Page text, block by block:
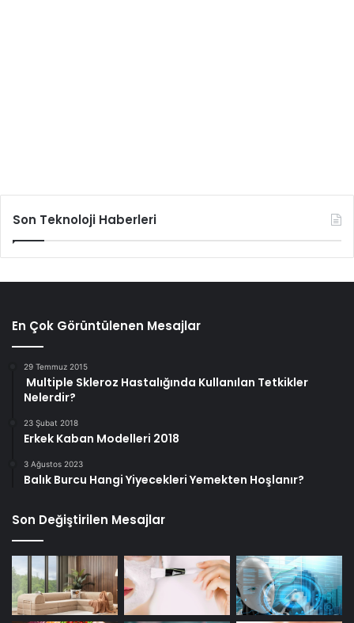
Son Teknoloji Haberleri
En Çok Görüntülenen Mesajlar
29 Temmuz 2015
Multiple Skleroz Hastalığında Kullanılan Tetkikler
Nelerdir?
23 Şubat 2018
Erkek Kaban Modelleri 2018
3 Ağustos 2023
Balık Burcu Hangi Yiyecekleri Yemekten Hoşlanır?
Son Değiştirilen Mesajlar